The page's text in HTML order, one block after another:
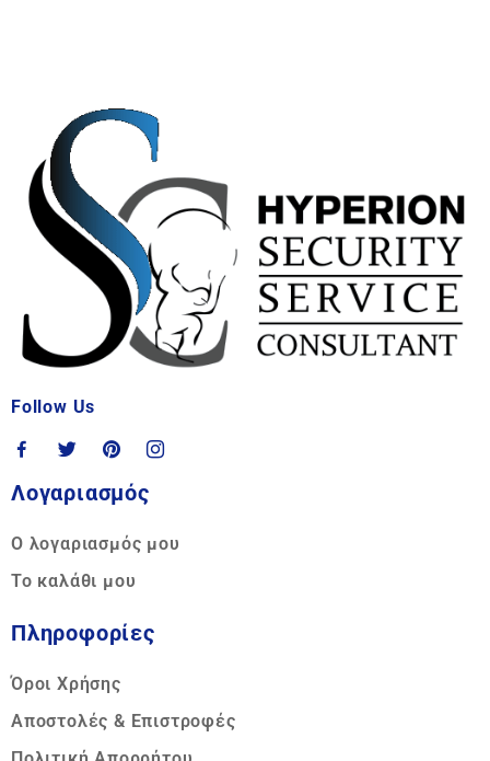
Follow Us
Λογαριασμός
Ο λογαριασμός μου
Το καλάθι μου
Πληροφορίες
Όροι Χρήσης
Αποστολές & Επιστροφές